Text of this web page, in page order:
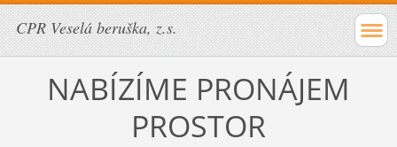
CPR Veselá beruška, z.s.
NABÍZÍME PRONÁJEM
PROSTOR